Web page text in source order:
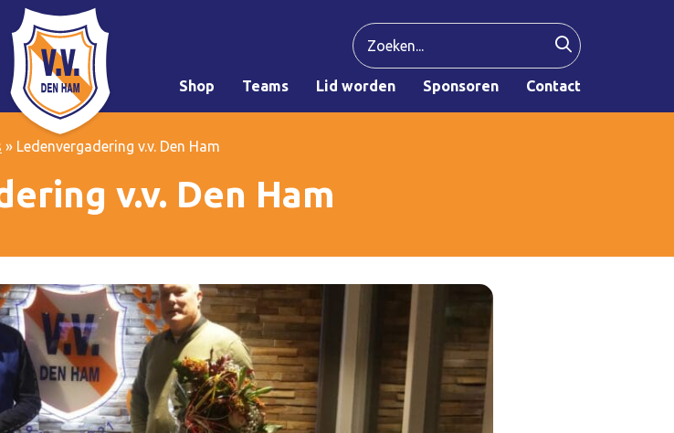
Shop Teams Lid worden Sponsoren Contact
» Ledenvergadering v.v. Den Ham
v.v. Den Ham